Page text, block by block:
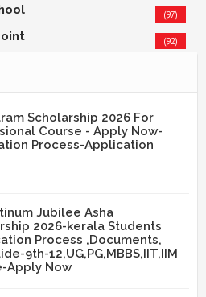
(97)
(92)
Scholarship 2026 For
Course - Apply Now-
Process-Application
Jubilee Asha
2026-kerala Students
Process ,Documents,
9th-12,UG,PG,MBBS,IIT,IIM
Apply Now